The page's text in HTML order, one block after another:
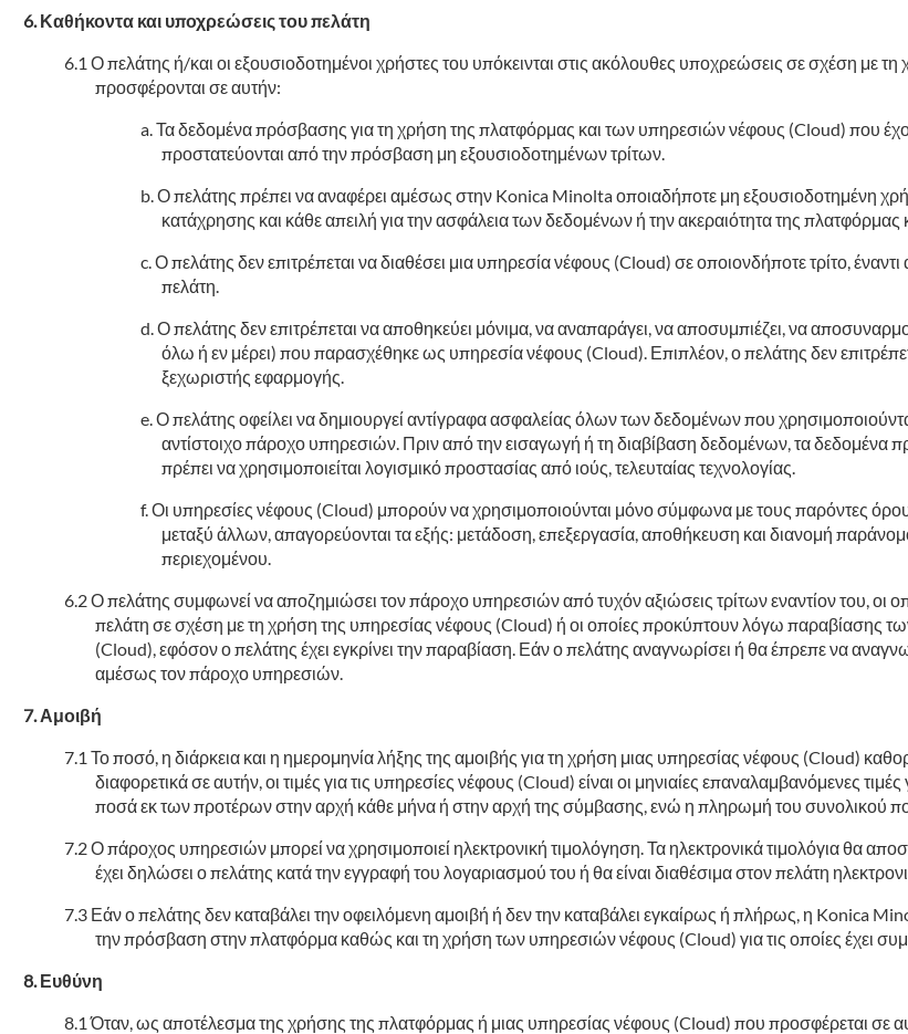
Καθήκοντα και υποχρεώσεις του πελάτη
Ο πελάτης ή/και οι εξουσιοδοτημένοι χρήστες του υπόκεινται στις ακόλουθες υποχρεώσεις σε σχέση
προσφέρονται σε αυτήν:
Τα δεδομένα πρόσβασης για τη χρήση της πλατφόρμας και των υπηρεσιών νέφους (Cloud) που
προστατεύονται από την πρόσβαση μη εξουσιοδοτημένων τρίτων.
Ο πελάτης πρέπει να αναφέρει αμέσως στην Konica Minolta οποιαδήποτε μη εξουσιοδοτημένη
κατάχρησης και κάθε απειλή για την ασφάλεια των δεδομένων ή την ακεραιότητα της
Ο πελάτης δεν επιτρέπεται να διαθέσει μια υπηρεσία νέφους (Cloud) σε οποιονδήποτε τρίτο,
πελάτη.
Ο πελάτης δεν επιτρέπεται να αποθηκεύει μόνιμα, να αναπαράγει, να αποσυμπιέζει, να
όλω ή εν μέρει) που παρασχέθηκε ως υπηρεσία νέφους (Cloud). Επιπλέον, ο πελάτης δεν
ξεχωριστής εφαρμογής.
Ο πελάτης οφείλει να δημιουργεί αντίγραφα ασφαλείας όλων των δεδομένων που
αντίστοιχο πάροχο υπηρεσιών. Πριν από την εισαγωγή ή τη διαβίβαση δεδομένων, τα δεδομένα
πρέπει να χρησιμοποιείται λογισμικό προστασίας από ιούς, τελευταίας τεχνολογίας.
Οι υπηρεσίες νέφους (Cloud) μπορούν να χρησιμοποιούνται μόνο σύμφωνα με τους παρόντες
μεταξύ άλλων, απαγορεύονται τα εξής: μετάδοση, επεξεργασία, αποθήκευση και διανομή
περιεχομένου.
Ο πελάτης συμφωνεί να αποζημιώσει τον πάροχο υπηρεσιών από τυχόν αξιώσεις τρίτων εναντίον του,
πελάτη σε σχέση με τη χρήση της υπηρεσίας νέφους (Cloud) ή οι οποίες προκύπτουν λόγω παραβίασης
(Cloud), εφόσον ο πελάτης έχει εγκρίνει την παραβίαση. Εάν ο πελάτης αναγνωρίσει ή θα έπρεπε να
αμέσως τον πάροχο υπηρεσιών.
Αμοιβή
Το ποσό, η διάρκεια και η ημερομηνία λήξης της αμοιβής για τη χρήση μιας υπηρεσίας νέφους (Cloud)
διαφορετικά σε αυτήν, οι τιμές για τις υπηρεσίες νέφους (Cloud) είναι οι μηνιαίες επαναλαμβανόμενες
ποσά εκ των προτέρων στην αρχή κάθε μήνα ή στην αρχή της σύμβασης, ενώ η πληρωμή του συνολικού
Ο πάροχος υπηρεσιών μπορεί να χρησιμοποιεί ηλεκτρονική τιμολόγηση. Τα ηλεκτρονικά τιμολόγια θα
έχει δηλώσει ο πελάτης κατά την εγγραφή του λογαριασμού του ή θα είναι διαθέσιμα στον πελάτη
Εάν ο πελάτης δεν καταβάλει την οφειλόμενη αμοιβή ή δεν την καταβάλει εγκαίρως ή πλήρως, η Konica
την πρόσβαση στην πλατφόρμα καθώς και τη χρήση των υπηρεσιών νέφους (Cloud) για τις οποίες έχει
Ευθύνη
Όταν, ως αποτέλεσμα της χρήσης της πλατφόρμας ή μιας υπηρεσίας νέφους (Cloud) που προσφέρεται σε